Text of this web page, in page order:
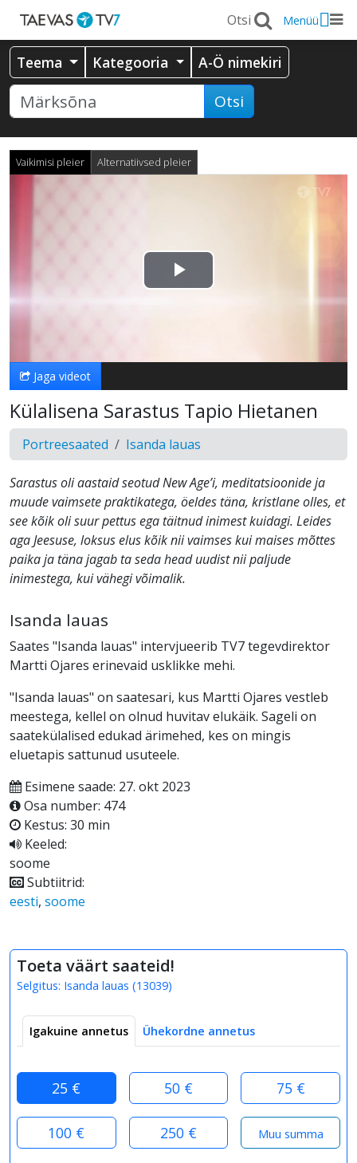
Menüü
Teema Kategooria A-Ö nimekiri
Otsi
Vaikimisi pleier Alternatiivsed pleier
Esita
Jaga videot
Külalisena Sarastus Tapio Hietanen
Portreesaated Isanda lauas
Sarastus oli aastaid seotud New Age’i, meditatsioonide ja
muude vaimsete praktikatega, öeldes täna, kristlane olles, et
see kõik oli suur pettus ega täitnud inimest kuidagi. Leides
aga Jeesuse, loksus elus kõik nii vaimses kui maises mõttes
paika ja täna jagab ta seda head uudist nii paljude
inimestega, kui vähegi võimalik.
Isanda lauas
Saates "Isanda lauas" intervjueerib TV7 tegevdirektor
Martti Ojares erinevaid usklikke mehi.
"Isanda lauas" on saatesari, kus Martti Ojares vestleb
meestega, kellel on olnud huvitav elukäik. Sageli on
saatekülalised edukad ärimehed, kes on mingis
eluetapis sattunud usuteele.
Esimene saade: 27. okt 2023
Osa number: 474
Kestus: 30 min
Keeled:
soome
Subtiitrid:
eesti, soome
Toeta väärt saateid!
Selgitus: Isanda lauas (13039)
Igakuine annetus Ühekordne annetus
25 € 50 € 75 €
100 € 250 €